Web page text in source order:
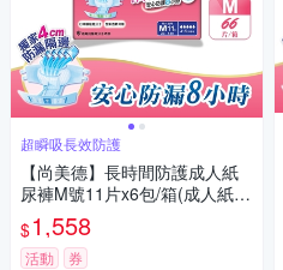
超瞬吸長效防護
【尚美德】長時間防護成人紙
尿褲M號11片x6包/箱(成人紙尿
褲 黏貼式 夜用)
$1,558
活動 券